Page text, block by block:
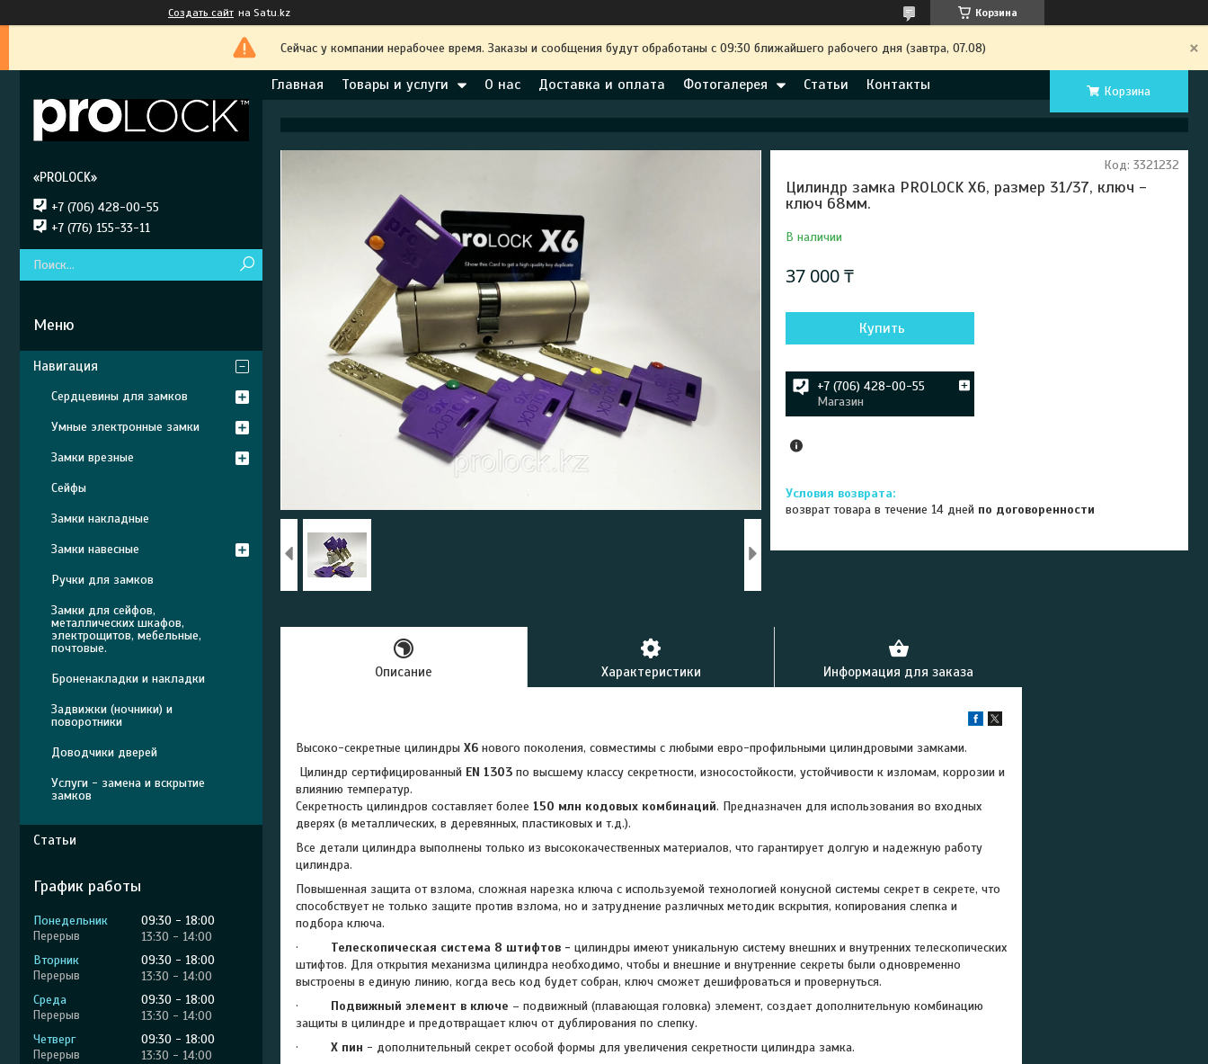
Создать сайт на Satu.kz Корзина
Сейчас у компании нерабочее время. Заказы и сообщения будут обработаны с 09:30 ближайшего рабочего дня (завтра, 07.08)
Главная Товары и услуги О нас Доставка и оплата Фотогалерея Статьи Контакты Корзина
Цилиндр замка PROLOCK X6, размер 31/37, ключ -
ключ 68мм.
В наличии
Код: 3321232
37 000 ₸
Купить
+7 (706) 428-00-55
Магазин
возврат товара в течение 14 дней по договоренности
Описание Характеристики Информация для заказа
Высоко-секретные цилиндры X6 нового поколения, совместимы с любыми евро-профильными цилиндровыми замками.
Цилиндр сертифицированный EN 1303 по высшему классу секретности, износостойкости, устойчивости к изломам, коррозии и
влиянию температур.
Секретность цилиндров составляет более 150 млн кодовых комбинаций. Предназначен для использования во входных
дверях (в металлических, в деревянных, пластиковых и т.д.).
Все детали цилиндра выполнены только из высококачественных материалов, что гарантирует долгую и надежную работу
цилиндра.
Повышенная защита от взлома, сложная нарезка ключа с используемой технологией конусной системы секрет в секрете, что
способствует не только защите против взлома, но и затруднение различных методик вскрытия, копирования слепка и
подбора ключа.
· Телескопическая система 8 штифтов - цилиндры имеют уникальную систему внешних и внутренних телескопических
штифтов. Для открытия механизма цилиндра необходимо, чтобы и внешние и внутренние секреты были одновременно
выстроены в единую линию, когда весь код будет собран, ключ сможет дешифроваться и провернуться.
· Подвижный элемент в ключе – подвижный (плавающая головка) элемент, создает дополнительную комбинацию
защиты в цилиндре и предотвращает ключ от дублирования по слепку.
· X пин - дополнительный секрет особой формы для увеличения секретности цилиндра замка.
«PROLOCK»
+7 (706) 428-00-55
+7 (776) 155-33-11
Навигация
Сердцевины для замков
Умные электронные замки
Замки врезные
Сейфы
Замки накладные
Замки навесные
Ручки для замков
Замки для сейфов,
металлических шкафов,
электрощитов, мебельные,
почтовые.
Броненакладки и накладки
Задвижки (ночники) и
поворотники
Доводчики дверей
Услуги - замена и вскрытие
замков
Статьи
График работы
Понедельник 09:30
18:00
13:30
14:00
Вторник
09:30
18:00
13:30
14:00
Среда
09:30
18:00
13:30
14:00
Четверг
09:30
18:00
13:30
14:00